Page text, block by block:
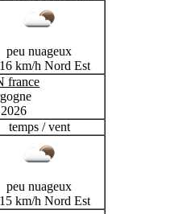
peu nuageux
km/h Nord Est
france
temps / vent
peu nuageux
km/h Nord Est